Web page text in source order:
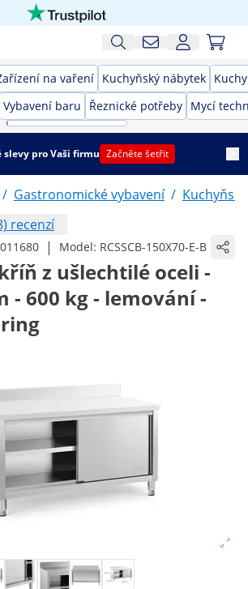
na vaření Kuchyňský nábytek
Vybavení baru Řeznické potřeby Mycí
slevy pro Vaši firmu Začněte šetřit
/ Gastronomické vybavení /
recenzí
| Model: RCSSCB-150X70-E-B
z ušlechtilé oceli -
- 600 kg - lemování -